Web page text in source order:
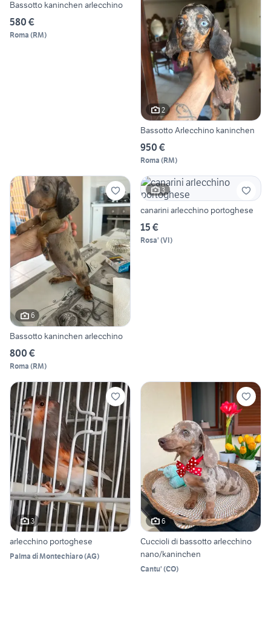
Bassotto kaninchen arlecchino
580 €
Roma (RM)
2
Bassotto Arlecchino kaninchen
950 €
Roma (RM)
6
Bassotto kaninchen arlecchino
800 €
Roma (RM)
3
canarini arlecchino portoghese
15 €
Rosa' (VI)
3
arlecchino portoghese
Palma di Montechiaro(AG)
6
Cuccioli di bassotto arlecchino
nano/kaninchen
Cantu' (CO)